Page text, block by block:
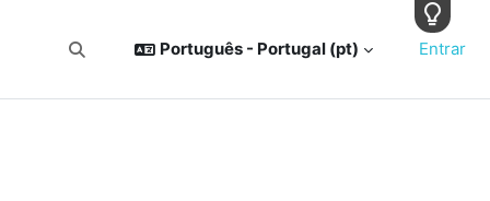
Alternar a entrada da pesquisa
Português - Portugal ‎(pt)‎ Entrar